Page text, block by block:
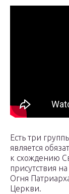
Есть три
является
к схождению
присутствия
Огня
Церкви.